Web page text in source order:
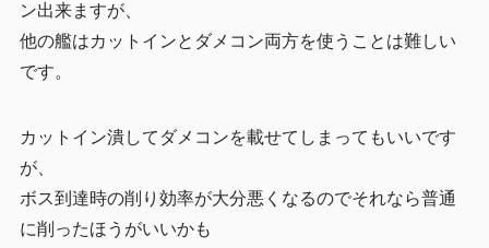
ン出来ますが、
他の艦はカットインとダメコン両方を使うことは難しい
です。
カットイン潰してダメコンを載せてしまってもいいです
が、
ボス到達時の削り効率が大分悪くなるのでそれなら普通
に削ったほうがいいかも